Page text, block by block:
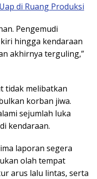
di Ruang Produksi
Pengemudi
hingga kendaraan
akhirnya terguling,”
tidak melibatkan
korban jiwa.
sejumlah luka
kendaraan.
laporan segera
olah tempat
arus lalu lintas, serta